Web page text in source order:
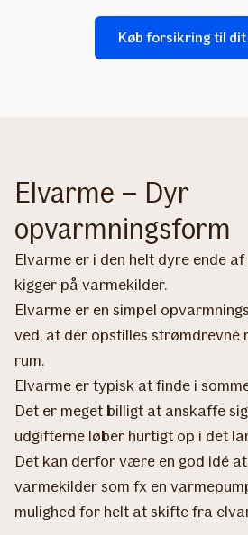
Køb forsikring til dit
Elvarme – Dyr
opvarmningsform
Elvarme er i den helt dyre ende
kigger på varmekilder.
Elvarme er en simpel
ved, at der opstilles strømdrevne
rum.
Elvarme er typisk at finde i
Det er meget billigt at anskaffe
udgifterne løber hurtigt op i det
Det kan derfor være en god idé
varmekilder som fx en
mulighed for helt at skifte fra